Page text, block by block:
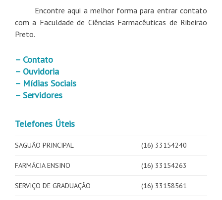
Encontre aqui a melhor forma para entrar contato
com a Faculdade de Ciências Farmacêuticas de Ribeirão
Preto.
– Contato
– Ouvidoria
– Mídias Sociais
– Servidores
Telefones Úteis
SAGUÃO PRINCIPAL (16) 33154240
FARMÁCIA ENSINO (16) 33154263
SERVIÇO DE GRADUAÇÃO (16) 33158561